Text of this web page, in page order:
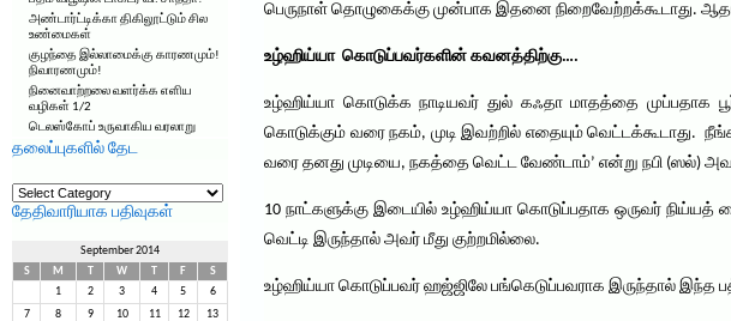
அண்டார்ட்டிக்கா திகிலூட்டும் சில
உண்மைகள்
குழந்தை இல்லாமைக்கு காரணமும்!
நிவாரணமும்!
நினைவாற்றலை வளர்க்க எளிய
வழிகள் 1/2
டெலஸ்கோப் உருவாகிய வரலாறு
தலைப்புகளில் தேட
தலைப்புகளில்
தேட
தேதிவாரியாக பதிவுகள்
September 2014
S
M W F
S
1
2 3 4 5 6
7 8 9 10 11 12 13
பெருநாள் தொழுகைக்கு முன்பாக இதனை நிறைவேற்றக்கூடாது.
உழ்ஹிய்யா கொடுப்பவர்களின் கவனத்திற்கு….
உழ்ஹிய்யா கொடுக்க நாடியவர் துல் கஃதா மாதத்தை முப்பதாக
கொடுக்கும் வரை நகம், முடி இவற்றில் எதையும் வெட்டக்கூடாது.
வரை தனது முடியை, நகத்தை வெட்ட வேண்டாம்’ என்று நபி (ஸல்)
10 நாட்களுக்கு இடையில் உழ்ஹிய்யா கொடுப்பதாக ஒருவர்
வெட்டி இருந்தால் அவர் மீது குற்றமில்லை.
உழ்ஹிய்யா கொடுப்பவர் ஹஜ்ஜிலே பங்கெடுப்பவராக இருந்தால் இந்த